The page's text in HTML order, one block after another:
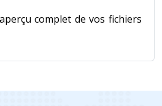
complet de vos fichiers